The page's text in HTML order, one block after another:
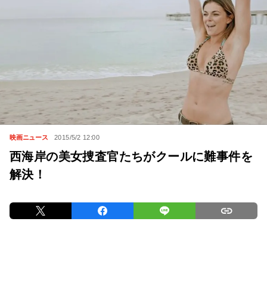
映画ニュース 2015/5/2 12:00
西海岸の美女捜査官たちがクールに難事件を
解決！